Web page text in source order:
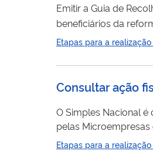
Emitir a Guia de
beneficiários da reforma agrária. As guias podem ser emitidas via internet por meio
opção Liquide sua
Etapas para a
Consultar ação
O Simples Nacional
pelas Microempresas e Empresas de Pequeno
estados, Distrito
Etapas para a